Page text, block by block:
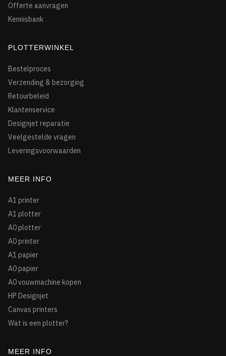
Offerte aanvragen
Kennisbank
PLOTTERWINKEL
Bestelproces
Verzending & bezorging
Retourbeleid
Klantenservice
Designjet reparatie
Veelgestelde vragen
Leveringsvoorwaarden
MEER INFO
A1 printer
A1 plotter
A0 plotter
A0 printer
A1 papier
A0 papier
A0 vouwmachine kopen
HP Designjet
Canvas printers
Wat is een plotter?
MEER INFO